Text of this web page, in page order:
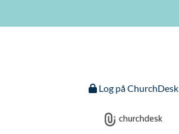
Log på ChurchDesk